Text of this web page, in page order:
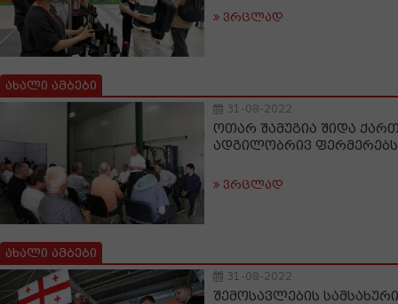
ვრცლად
ახალი ამბები
31-08-2022
ოთარ შამუგია შიდა
ადგილობრივ ფერმერებს
ვრცლად
ახალი ამბები
31-08-2022
შემოსავლების